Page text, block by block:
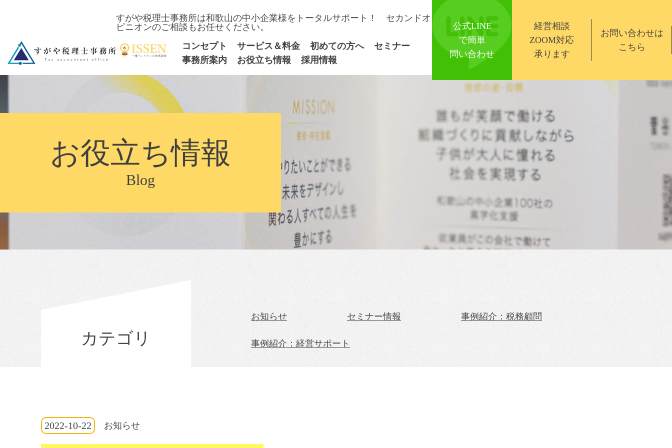
すがや税理士事務所は和歌山の中小企業様をトータルサポート！ セカンドオ
ピニオンのご相談もお任せください。
コンセプト
サービス＆料金 初めての方へ
セミナー
事務所案内
お役立ち情報 採用情報
公式LINE
で簡単
問い合わせ
経営相談
ZOOM対応
承ります
お問い合わせは
こちら
お役立ち情報
Blog
カテゴリ
お知らせ セミナー情報 事例紹介：税務顧問
事例紹介：経営サポート
2022-10-22 お知らせ